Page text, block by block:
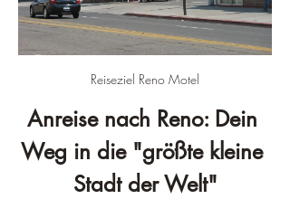
Reiseziel Reno Motel
Anreise nach Reno: Dein
Weg in die "größte kleine
Stadt der Welt"